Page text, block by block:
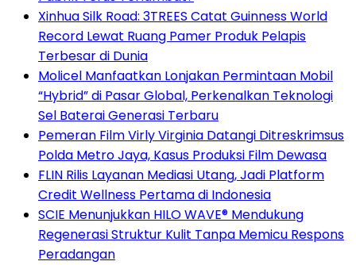
Xinhua Silk Road: 3TREES Catat Guinness World
Record Lewat Ruang Pamer Produk Pelapis
Terbesar di Dunia
Molicel Manfaatkan Lonjakan Permintaan Mobil
“Hybrid” di Pasar Global, Perkenalkan Teknologi
Sel Baterai Generasi Terbaru
Pemeran Film Virly Virginia Datangi Ditreskrimsus
Polda Metro Jaya, Kasus Produksi Film Dewasa
FLIN Rilis Layanan Mediasi Utang, Jadi Platform
Credit Wellness Pertama di Indonesia
SCIE Menunjukkan HILO WAVE® Mendukung
Regenerasi Struktur Kulit Tanpa Memicu Respons
Peradangan